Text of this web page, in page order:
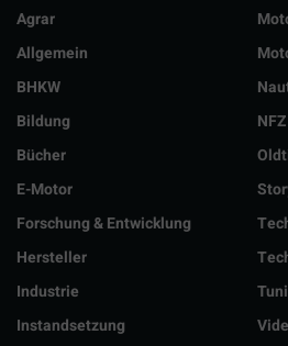
Agrar
Allgemein
BHKW
Bildung
Bücher
E-Motor
Forschung & Entwicklung
Hersteller
Industrie
Instandsetzung
NFZ